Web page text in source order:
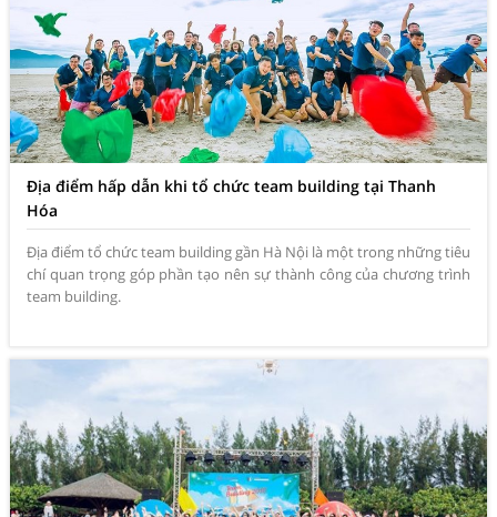
Địa điểm hấp dẫn khi tổ chức team building tại Thanh
Hóa
Địa điểm tổ chức team building gần Hà Nội là một trong những tiêu
chí quan trọng góp phần tạo nên sự thành công của chương trình
team building.